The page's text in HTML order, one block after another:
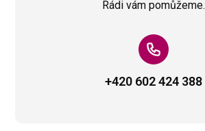
Rádi vám pomůžeme.
+420 602 424 388